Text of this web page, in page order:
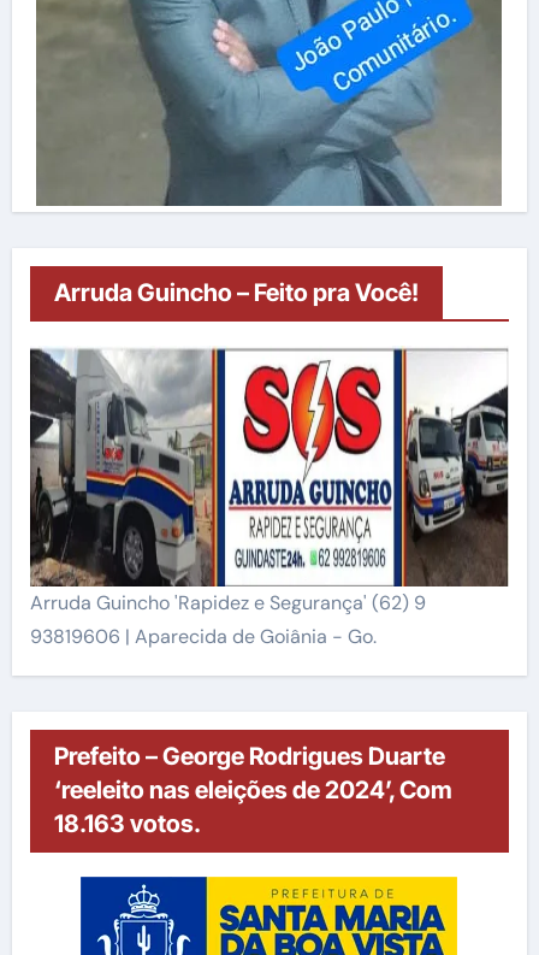
Arruda Guincho – Feito pra Você!
Arruda Guincho 'Rapidez e Segurança' (62) 9
93819606 | Aparecida de Goiânia - Go.
Prefeito – George Rodrigues Duarte
‘reeleito nas eleições de 2024’, Com
18.163 votos.